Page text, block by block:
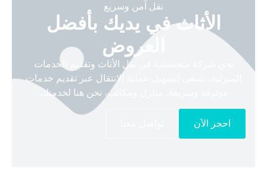
نقل آمن وسريع
الأثاث في يديك بأفضل
العروض
نحن شركة متخصصة في نقل الأثاث وتقديم الخدمات
المنزلية، نسعى لتسهيل عملية الانتقال عبر تقديم خدمات
موثوقة وسريعة. منازل ومكاتب، نحن هنا لخدمتك.
احجز الآن